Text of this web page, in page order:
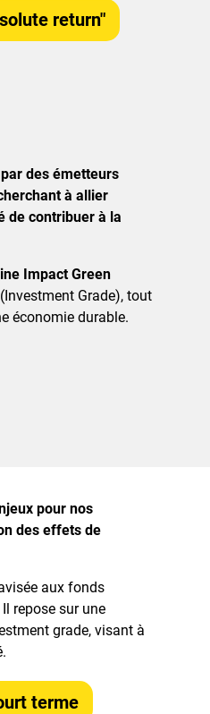
return"
des émetteurs
à allier
de contribuer à la
Impact Green
Grade), tout
économie durable.
pour nos
des effets de
aux fonds
repose sur une
grade, visant à
terme